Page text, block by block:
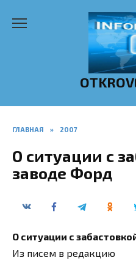
ГЛАВНАЯ » 2007
О ситуации с
заводе Форд
О ситуации с
Из писем в редакцию